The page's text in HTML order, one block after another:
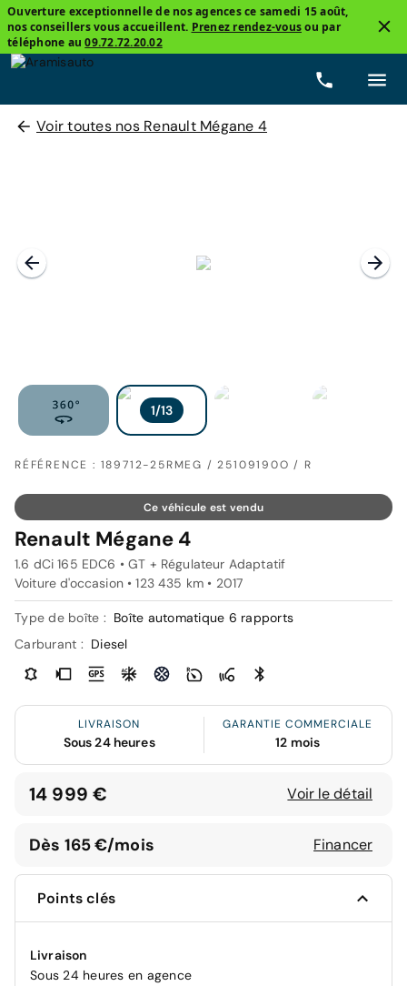
Ouverture exceptionnelle de nos agences ce samedi 15 août,
nos conseillers vous accueillent. Prenez rendez-vousou par
téléphone au09.72.72.20.02
Voir toutes nos Renault Mégane 4
RÉFÉRENCE : 189712-25RMEG / 25109190O / R
Ce véhicule est vendu
Renault Mégane 4
1.6 dCi 165 EDC6 • GT + Régulateur Adaptatif
Voiture d'occasion • 123 435 km • 2017
Type de boîte : Boîte automatique 6 rapports
Carburant : Diesel
LIVRAISON
Sous 24 heures
GARANTIE COMMERCIALE
12 mois
14 999 € Voir le détail
Dès 165 €/mois Financer
Points clés
Livraison
Sous 24 heures en agence